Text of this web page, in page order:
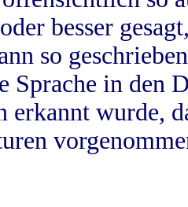
besser
so
Sprache in
erkannt wurde,